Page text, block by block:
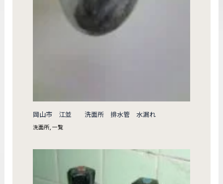
岡山市 江並 洗面所 排水管 水漏れ
洗面所 ,一覧